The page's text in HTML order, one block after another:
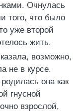
Очнулась
того, что было
уже второй
жить.
возможно,
не в курсе.
она как
гнусной
взрослой,